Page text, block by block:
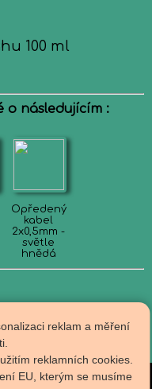
100 ml
o následujícím :
Opředený
kabel
2x0,5mm -
světle
hnědá
reklam a měření
reklamních cookies.
EU, kterým se musíme